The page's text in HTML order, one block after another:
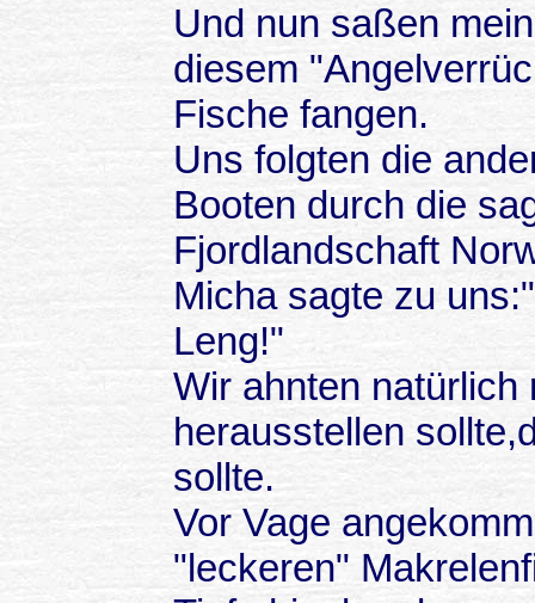
Und nun saßen
diesem
Fische fangen.
Uns folgten die
Booten durch die
Fjordlandschaft
Micha sagte zu
Leng!"
Wir ahnten
herausstellen
sollte.
Vor Vage
"leckeren"